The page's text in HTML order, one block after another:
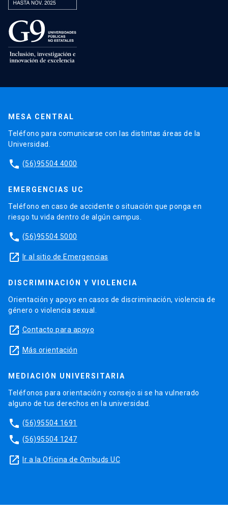
MESA CENTRAL
Teléfono para comunicarse con las distintas áreas de la
Universidad.
phone (56)95504 4000
EMERGENCIAS UC
Teléfono en caso de accidente o situación que ponga en
riesgo tu vida dentro de algún campus.
phone (56)95504 5000
launch Ir al sitio de Emergencias
DISCRIMINACIÓN Y VIOLENCIA
Orientación y apoyo en casos de discriminación, violencia de
género o violencia sexual.
launch Contacto para apoyo
launch Más orientación
MEDIACIÓN UNIVERSITARIA
Teléfonos para orientación y consejo si se ha vulnerado
alguno de tus derechos en la universidad.
phone (56)95504 1691
phone (56)95504 1247
launch Ir a la Oficina de Ombuds UC